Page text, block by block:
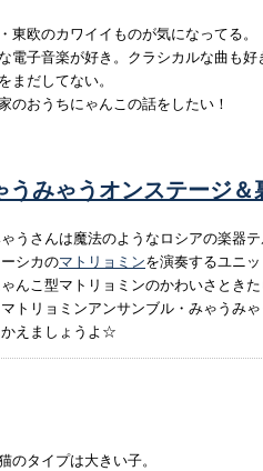
東欧のカワイイものが気になってる。
電子音楽が好き。クラシカルな曲も好
まだしてない。
のおうちにゃんこの話をしたい！
うみゃうオンステージ＆
うさんは魔法のようなロシアの楽器
シカのマトリョミンを演奏するユニッ
んこ型マトリョミンのかわいさときた
トリョミンアンサンブル・みゃうみ
えましょうよ☆
のタイプは大きい子。